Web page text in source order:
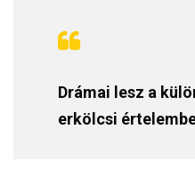
Drámai lesz a
erkölcsi